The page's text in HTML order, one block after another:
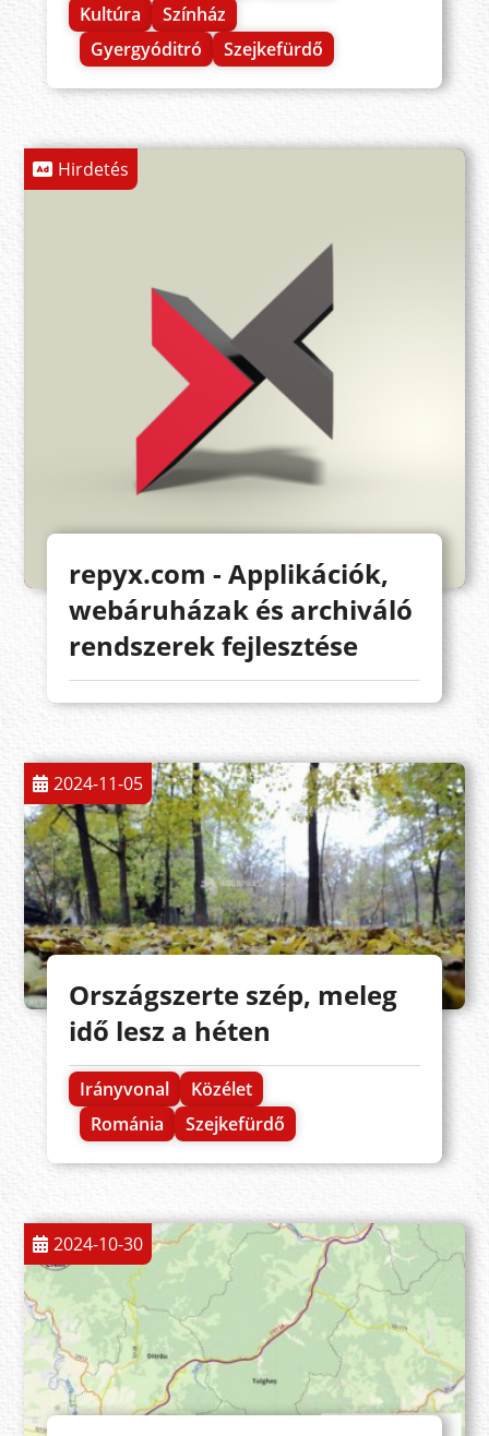
Kultúra
Színház
Gyergyóditró
Szejkefürdő
Hirdetés
repyx.com - Applikációk,
webáruházak és archiváló
rendszerek fejlesztése
2024-11-05
Országszerte szép, meleg
idő lesz a héten
Irányvonal
Közélet
Románia
Szejkefürdő
2024-10-30